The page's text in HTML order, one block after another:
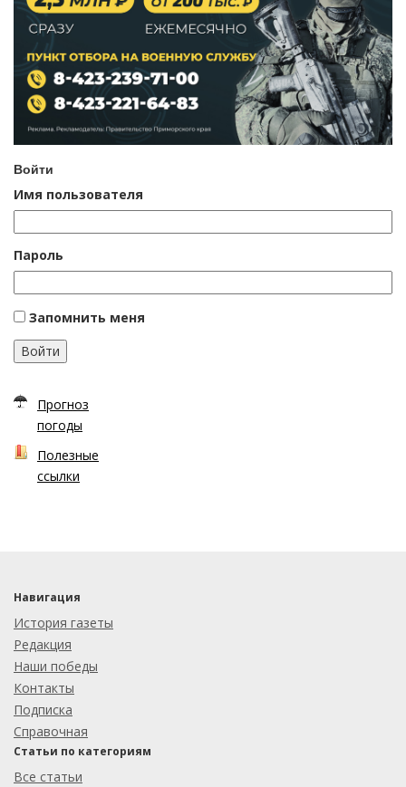
Войти
Имя пользователя
Пароль
Запомнить меня
Войти
Прогноз
погоды
Полезные
ссылки
Навигация
История газеты
Редакция
Наши победы
Контакты
Подписка
Справочная
Статьи по категориям
Все статьи